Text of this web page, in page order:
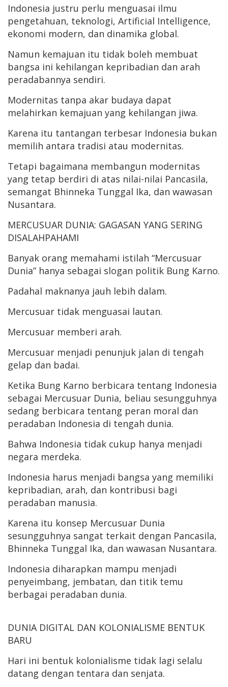
Indonesia justru perlu menguasai ilmu
pengetahuan, teknologi, Artificial Intelligence,
ekonomi modern, dan dinamika global.
Namun kemajuan itu tidak boleh membuat
bangsa ini kehilangan kepribadian dan arah
peradabannya sendiri.
Modernitas tanpa akar budaya dapat
melahirkan kemajuan yang kehilangan jiwa.
Karena itu tantangan terbesar Indonesia bukan
memilih antara tradisi atau modernitas.
Tetapi bagaimana membangun modernitas
yang tetap berdiri di atas nilai-nilai Pancasila,
semangat Bhinneka Tunggal Ika, dan wawasan
Nusantara.
MERCUSUAR DUNIA: GAGASAN YANG SERING
DISALAHPAHAMI
Banyak orang memahami istilah “Mercusuar
Dunia” hanya sebagai slogan politik Bung Karno.
Padahal maknanya jauh lebih dalam.
Mercusuar tidak menguasai lautan.
Mercusuar memberi arah.
Mercusuar menjadi penunjuk jalan di tengah
gelap dan badai.
Ketika Bung Karno berbicara tentang Indonesia
sebagai Mercusuar Dunia, beliau sesungguhnya
sedang berbicara tentang peran moral dan
peradaban Indonesia di tengah dunia.
Bahwa Indonesia tidak cukup hanya menjadi
negara merdeka.
Indonesia harus menjadi bangsa yang memiliki
kepribadian, arah, dan kontribusi bagi
peradaban manusia.
Karena itu konsep Mercusuar Dunia
sesungguhnya sangat terkait dengan Pancasila,
Bhinneka Tunggal Ika, dan wawasan Nusantara.
Indonesia diharapkan mampu menjadi
penyeimbang, jembatan, dan titik temu
berbagai peradaban dunia.
DUNIA DIGITAL DAN KOLONIALISME BENTUK
BARU
Hari ini bentuk kolonialisme tidak lagi selalu
datang dengan tentara dan senjata.